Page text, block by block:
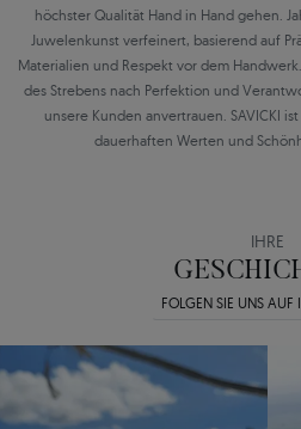
höchster Qualität Hand in Hand gehen.
Juwelenkunst verfeinert, basierend auf
Materialien und Respekt vor dem
des Strebens nach Perfektion und
unsere Kunden anvertrauen. SAVICKI
dauerhaften Werten und
IHRE
FOLGEN SIE UNS AUF